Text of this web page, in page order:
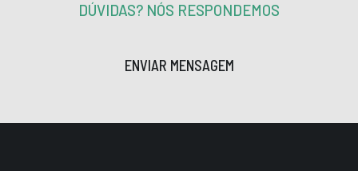
DÚVIDAS? NÓS RESPONDEMOS
ENVIAR MENSAGEM